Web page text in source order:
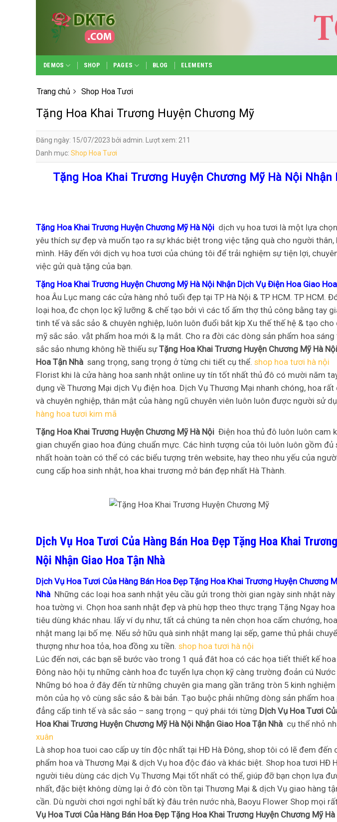
content
DEMOS SHOP PAGES BLOG ELEMENTS
Trang chủ Shop Hoa Tươi
Tặng Hoa Khai Trương Huyện Chương Mỹ
Đăng ngày: 15/07/2023 bởi admin. Lượt xem: 211
Danh mục: Shop Hoa Tươi
Tặng Hoa Khai Trương Huyện Chương Mỹ Hà Nội Nhận
Tặng Hoa Khai Trương Huyện Chương Mỹ Hà Nội dịch vụ hoa tươi là một lựa
yêu thích sự đẹp và muốn tạo ra sự khác biệt trong việc tặng quà cho người
mình. Hãy đến với dịch vụ hoa tươi của chúng tôi để trải nghiệm sự tiện lợi,
việc gửi quà tặng của bạn.
Tặng Hoa Khai Trương Huyện Chương Mỹ Hà Nội Nhận Dịch Vụ Điện Hoa Giao
hoa Âu Lục mang các cửa hàng nhỏ tuổi đẹp tại TP Hà Nội & TP HCM. TP HCM.
loại hoa, đc chọn lọc kỹ lưỡng & chế tạo bởi vì các tổ ấm thợ thủ công bằng tay
tinh tế và sắc sảo & chuyên nghiệp, luôn luôn đuổi bắt kịp Xu thế thế hệ & tạo
mỹ sắc sảo. vật phẩm hoa mới & lạ mắt. Cho ra đời các dòng sản phẩm hoa
sắc sảo nhưng không hề thiếu sựTặng Hoa Khai Trương Huyện Chương Mỹ Hà
Hoa Tận Nhà sang trọng, sang trọng ở từng chi tiết cụ thể. shop hoa tươi hà nội
Florist khi là cửa hàng hoa sanh nhật online uy tín tốt nhất thủ đô có mười năm
dụng về Thương Mại dịch Vụ điện hoa. Dịch Vụ Thương Mại nhanh chóng, hoa
và chuyên nghiệp, thân mật của hàng ngũ chuyên viên luôn luôn được người sử
hàng hoa tươi kim mã
Tặng Hoa Khai Trương Huyện Chương Mỹ Hà Nội Điện hoa thủ đô luôn luôn cam
gian chuyển giao hoa đúng chuẩn mực. Các hình tượng của tôi luôn luôn gồm
nhất hoàn toàn có thể có các biểu tượng trên website, hay theo nhu yếu của
cung cấp hoa sinh nhật, hoa khai trương mở bán đẹp nhất Hà Thành.
Dịch Vụ Hoa Tươi Của Hàng Bán Hoa Đẹp Tặng Hoa Khai
Nội Nhận Giao Hoa Tận Nhà
Dịch Vụ Hoa Tươi Của Hàng Bán Hoa Đẹp Tặng Hoa Khai Trương Huyện Chương
Nhà Những các loại hoa sanh nhật yêu cầu gửi trong thời gian ngày sinh nhật
hoa tường vi. Chọn hoa sanh nhật đẹp và phù hợp theo thực trạng Tặng Ngay
tiêu dùng khác nhau. lấy ví dụ như, tất cả chúng ta nên chọn hoa cẩm chướng,
nhật mang lại bố mẹ. Nếu sở hữu quà sinh nhật mang lại sếp, game thủ phải
thượng như hoa tỏa, hoa đồng xu tiền. shop hoa tươi hà nội
Lúc đến nơi, các bạn sẽ bước vào trong 1 quả đât hoa có các họa tiết thiết kế
Đông nào hội tụ những cành hoa đc tuyển lựa chọn kỹ càng trường đoản cú
Những bó hoa ở đây đến từ những chuyên gia mang gần trăng tròn 5 kinh
môn của họ vô cùng sắc sảo & bài bản. Tạo buộc phải những dòng sản phẩm
đẳng cấp tinh tế và sắc sảo – sang trọng – quý phái tới từng Dịch Vụ Hoa Tươi
Hoa Khai Trương Huyện Chương Mỹ Hà Nội Nhận Giao Hoa Tận Nhà cụ thể nhỏ
xuân
Là shop hoa tuoi cao cấp uy tín độc nhất tại HĐ Hà Đông, shop tôi có lẽ đem đến
phẩm hoa và Thương Mại & dịch Vụ hoa độc đáo và khác biệt. Shop hoa tươi HĐ
người tiêu dùng các dịch Vụ Thương Mại tốt nhất có thể, giúp đỡ bạn chọn lựa
nhất, đặc biệt không dừng lại ở đó còn tồn tại Thương Mại & dịch Vụ giao hàng
cần. Dù người chơi ngơi nghỉ bất kỳ đâu trên nước nhà, Baoyu Flower Shop mọi
Vụ Hoa Tươi Của Hàng Bán Hoa Đẹp Tặng Hoa Khai Trương Huyện Chương Mỹ